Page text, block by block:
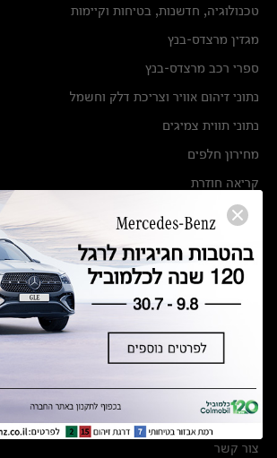
טכנולוגיה, חדשנות, בטיחות וקיימות
מגזין מרצדס-בנץ
ספרי רכב מרצדס-בנץ
נתוני זיהום אוויר וצריכת דלק וחשמל
נתוני תווית צמיגים
מחירון חלפים
קריאה חוזרת
הודעה על הטבות לרכבי מרצדס בהסדר פשרה בתצ 56447-02-19
תקנון ימי מכירות 120 לכלמוביל
מצאו אותנו
אולמות תצוגה
מרכזי שירות
צור קשר